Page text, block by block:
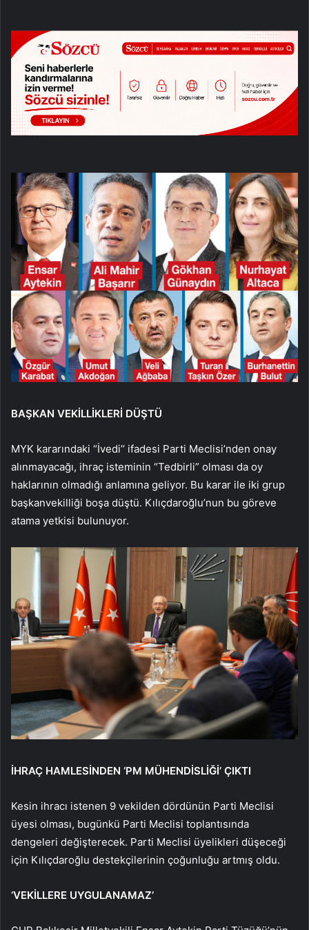
BAŞKAN VEKİLLİKLERİ DÜŞTÜ
MYK kararındaki “İvedi’’ ifadesi Parti Meclisi’nden onay
alınmayacağı, ihraç isteminin “Tedbirli” olması da oy
haklarının olmadığı anlamına geliyor. Bu karar ile iki grup
başkanvekilliği boşa düştü. Kılıçdaroğlu’nun bu göreve
atama yetkisi bulunuyor.
İHRAÇ HAMLESİNDEN ‘PM MÜHENDİSLİĞİ’ ÇIKTI
Kesin ihracı istenen 9 vekilden dördünün Parti Meclisi
üyesi olması, bugünkü Parti Meclisi toplantısında
dengeleri değişterecek. Parti Meclisi üyelikleri düşeceği
için Kılıçdaroğlu destekçilerinin çoğunluğu artmış oldu.
‘VEKİLLERE UYGULANAMAZ’